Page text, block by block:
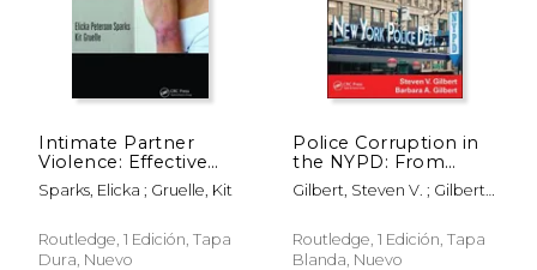
6%
dcto.
$ 280.00
$ 263.53
6%
dcto.
Intimate Partner
Violence: Effective
Procedure, Response
and Policy (en Inglés)
Sparks, Elicka ; Gruelle, Kit
Routledge, 1 Edición, Tapa
Dura, Nuevo
Police Corruption in
the NYPD: From
Knapp to Mollen (en
Inglés)
Gilbert, Steven V. ; Gilbert,
Routledge, 1 Edición, Tapa
Blanda, Nuevo